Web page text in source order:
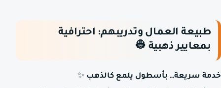
طبيعة العمال وتدريبهم: احترافية
بمعايير ذهبية 👷
خدمة سريعة… بأسطول يلمع كالذهب ✨